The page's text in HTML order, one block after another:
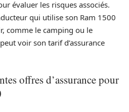
évaluer les risques associés.
qui utilise son Ram 1500
comme le camping ou le
voir son tarif d’assurance
offres d’assurance pour